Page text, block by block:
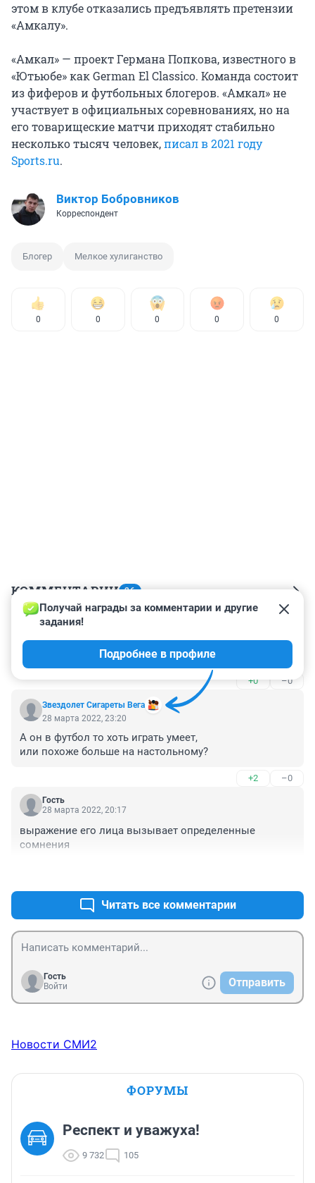
этом в клубе отказались предъявлять претензии
«Амкалу».
«Амкал» — проект Германа Попкова, известного в
«Ютьюбе» как German El Classico. Команда состоит
из фиферов и футбольных блогеров. «Амкал» не
участвует в официальных соревнованиях, но на
его товарищеские матчи приходят стабильно
несколько тысяч человек,писал в 2021 году
Sports.ru.
Виктор Бобровников
Корреспондент
Блогер Мелкое хулиганство
0 0 0 0 0
КОММЕНТАРИИ 26
Гость
Вот он, самый настоящий пиар
+0 –0
Звездолет Сигареты Вега
Получай награды за комментарии и другие
задания!
Подробнее в профиле
28 марта 2022, 23:20
А он в футбол то хоть играть умеет,
или похоже больше на настольному?
+2 –0
Гость
28 марта 2022, 20:17
выражение его лица вызывает определенные
сомнения
Читать все комментарии
Гость
Войти
Отправить
Новости СМИ2
ФОРУМЫ
Респект и уважуха!
9 732 105